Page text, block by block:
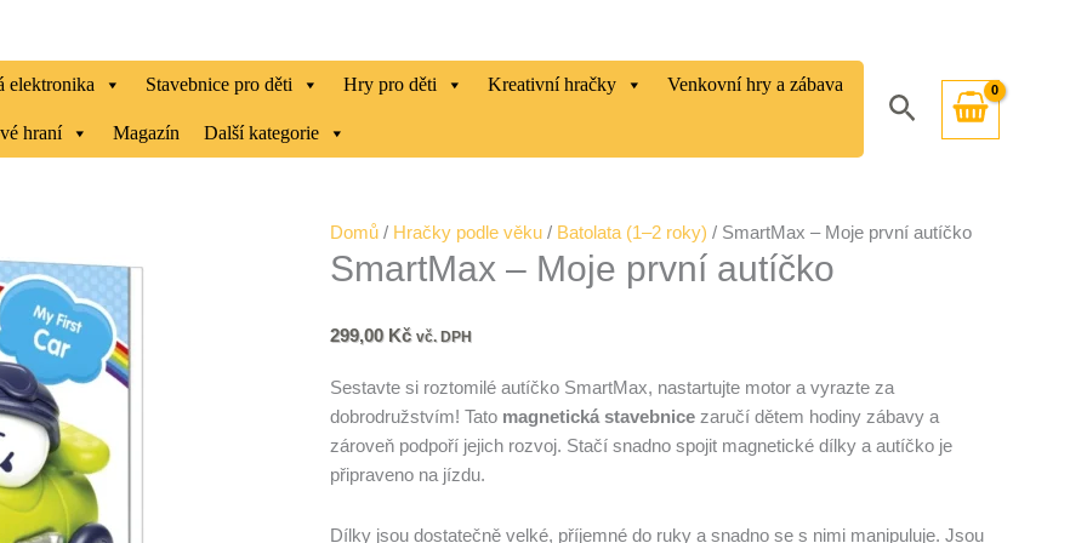
elektronika Stavebnice pro děti Hry pro děti Kreativní hračky Venkovní hry a zábava
hraní Magazín Další kategorie
Hledat
Domů / Hračky podle věku / Batolata (1–2 roky) / SmartMax – Moje první autíčko
SmartMax – Moje první autíčko
299,00 Kč vč. DPH
Sestavte si roztomilé autíčko SmartMax, nastartujte motor a vyrazte za
dobrodružstvím! Tato magnetická stavebnice zaručí dětem hodiny zábavy a
zároveň podpoří jejich rozvoj. Stačí snadno spojit magnetické dílky a autíčko je
připraveno na jízdu.
Dílky jsou dostatečně velké, příjemné do ruky a snadno se s nimi manipuluje. Jsou
SmartMax
-
autíčko
množství